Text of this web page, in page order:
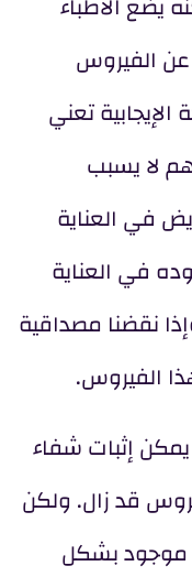
عن الفيروس
تعني
لا يسبب
في العناية
في العناية
نقضنا مصداقية
الفيروس.
إثبات شفاء
قد زال. ولكن
موجود بشكل